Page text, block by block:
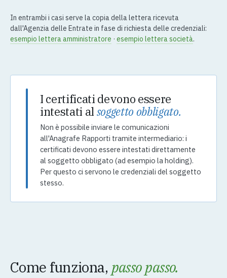
In entrambi i casi serve la copia della lettera ricevuta
dall'Agenzia delle Entrate in fase di richiesta delle credenziali:
esempio lettera amministratore · esempio lettera società.
I certificati devono essere
intestati al soggetto obbligato.
Non è possibile inviare le comunicazioni
all'Anagrafe Rapporti tramite intermediario: i
certificati devono essere intestati direttamente
al soggetto obbligato (ad esempio la holding).
Per questo ci servono le credenziali del soggetto
stesso.
Come funziona, passo passo.